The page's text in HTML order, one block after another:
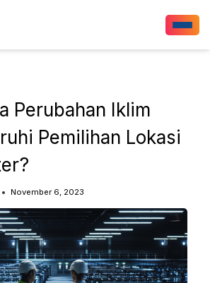
Perubahan Iklim
Pemilihan Lokasi
November 6, 2023